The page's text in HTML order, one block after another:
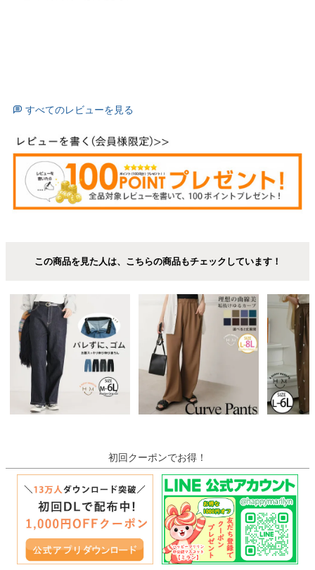
すべてのレビューを見る
この商品を見た人は、こちらの商品もチェックしています！
初回クーポンでお得！